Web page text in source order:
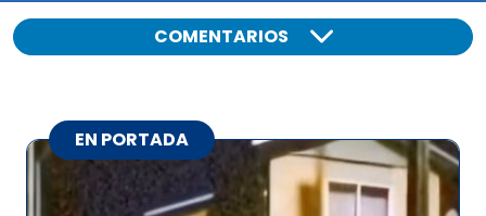
COMENTARIOS
EN PORTADA